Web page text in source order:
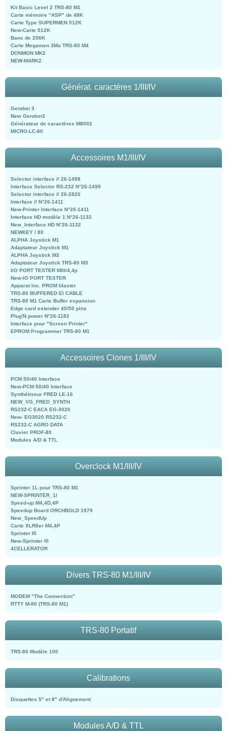
Kit Basic Level 2 TRS-80 M1
Carte mémoire "ASP" de 48K
Carte Type SUPERMEN 512K
New-Carte 512K
Banc de 256K
Carte Megamen 3Mo TRS-80 M4
DONMON MK2
NEW-MARK2
Générat. caractères 1/III/IV
Gendon 3
New Gendon3
Générateur de caractères M8002
MICRO-LC-80
Accessoires M1/III/IV
Selector interface // 26-1498
Interface Selector RS-232 N°26-1499
Selector interface // 26-2820
Interface // N°26-1411
New-Printer Interface N°26-1411
Interface HD modèle 1 N°26-1132
New_Interface HD N°26-1132
NEWKEY / 80
ALPHA Joystick M1
Adaptateur Joystick M1
ALPHA Joystick M3
Adaptateur Joystick TRS-80 M3
I/O PORT TESTER MIII/4,4p
New-IO PORT TESTER
Apparat Inc. PROM blaster
TRS-80 BUFFERED EI CABLE
TRS-80 M1 Carte Buffer expansion
Edge card estender 40/50 pins
Plug'N power N°26-1182
Interface pour "Screen Printer"
EPROM Programmer TRS-80 M1
Accessoires Clones 1/III/IV
PCM 50/40 Interface
New-PCM 50/40 Interface
Synthétiseur FRED LE-16
NEW_VG_FRED_SYNTH
RS232-C EACA EG-3020
New- EG3020 RS232-C
RS232-C AGRO DATA
Clavier PROF-80
Modules A/D & TTL
Overclock M1/III/IV
Sprinter 1L pour TRS-80 M1
NEW-SPRINTER_1l
Speed-up M4,4D,4P
Speedup Board ORCHBOLD 1979
New_SpeedUp
Carte XLR8er M4,4P
Sprinter III
New-Sprinter III
4CELLERATOR
Divers TRS-80 M1/III/IV
MODEM "The Connection"
RTTY M-80 (TRS-80 M1)
TRS-80 Portatif
TRS-80 Modèle 100
Calibrations
Disquettes 5" et 8" d'Alignement
Modules A/D & TTL